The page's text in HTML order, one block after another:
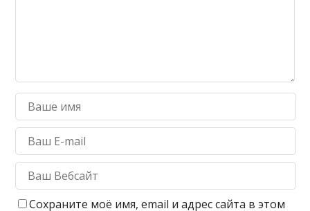
Сохраните моё имя, email и адрес сайта в этом